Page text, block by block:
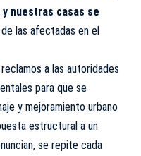
nuestras casas se
las afectadas en el
a las autoridades
para que se
y mejoramiento urbano
estructural a un
se repite cada